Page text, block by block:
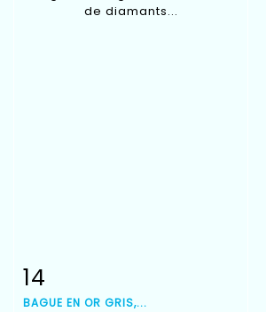
Fiche détaillée
14
BAGUE EN OR GRIS,...